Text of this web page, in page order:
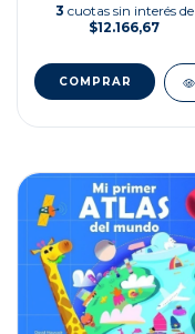
3 cuotas sin interés de
$12.166,67